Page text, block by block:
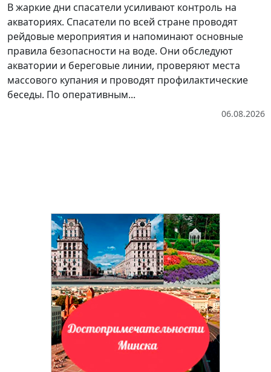
В жаркие дни спасатели усиливают контроль на
акваториях. Спасатели по всей стране проводят
рейдовые мероприятия и напоминают основные
правила безопасности на воде. Они обследуют
акватории и береговые линии, проверяют места
массового купания и проводят профилактические
беседы. По оперативным...
06.08.2026